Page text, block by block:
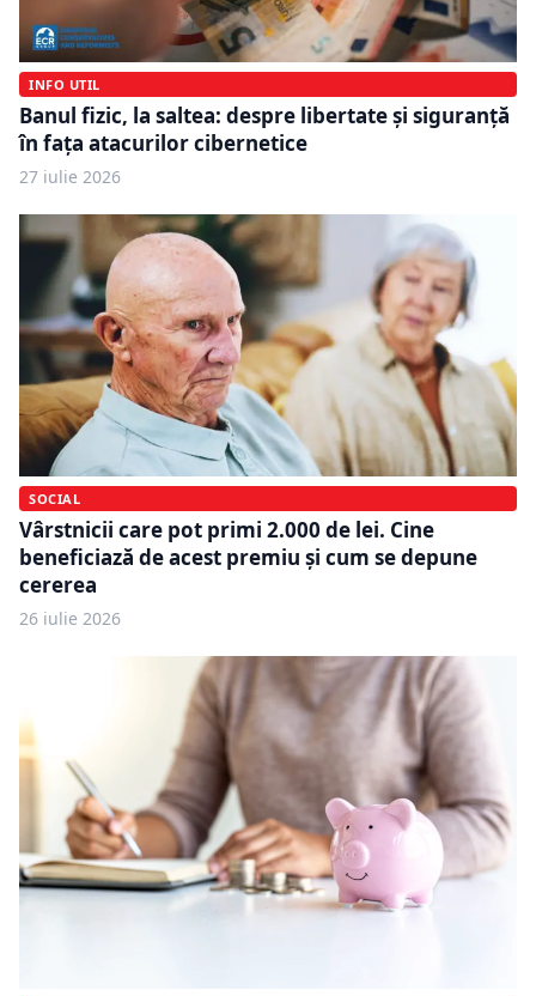
INFO UTIL
Banul fizic, la saltea: despre libertate și siguranță
în fața atacurilor cibernetice
27 iulie 2026
SOCIAL
Vârstnicii care pot primi 2.000 de lei. Cine
beneficiază de acest premiu și cum se depune
cererea
26 iulie 2026